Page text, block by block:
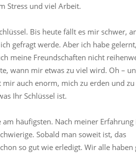
Stress und viel Arbeit.
Bis heute fällt es mir schwer,
gefragt werde. Aber ich habe
meine Freundschaften nicht
wann mir etwas zu viel wird. Oh –
auch enorm, mich zu erden und zu
Ihr Schlüssel ist.
häufigsten. Nach meiner Erfahrung
Sobald man soweit ist, das
so gut wie erledigt. Wir alle haben